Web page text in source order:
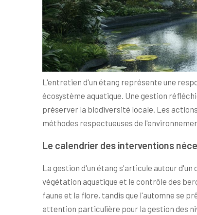
L'entretien d'un étang représente une
écosystème aquatique. Une gestion
préserver la biodiversité locale. Les
méthodes respectueuses de
Le calendrier des interventions
La gestion d'un étang s'articule autour
végétation aquatique et le contrôle des
faune et la flore, tandis que l'automne se
attention particulière pour la gestion des